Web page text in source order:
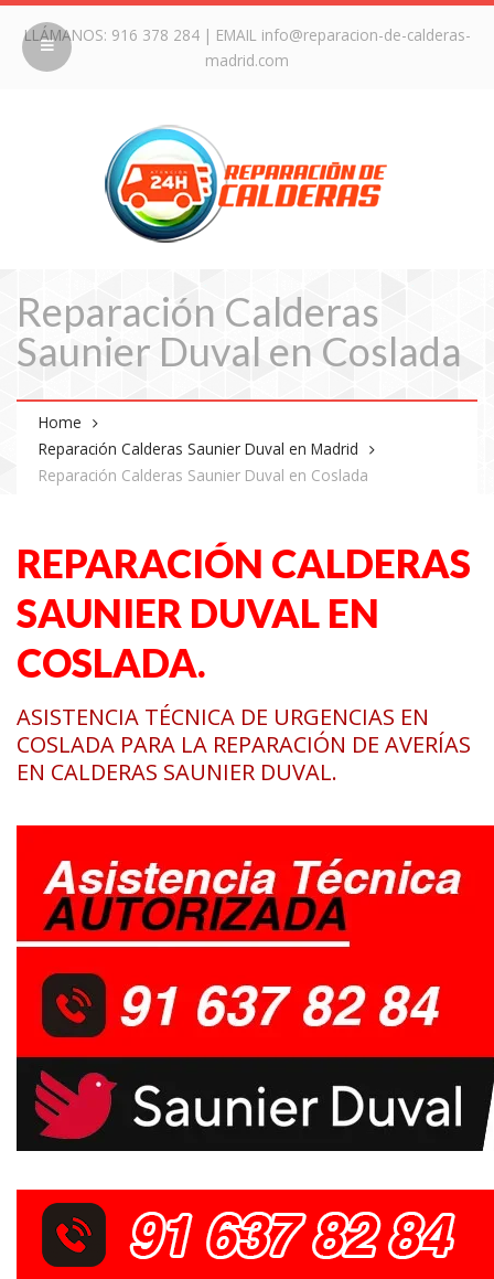
LLÁMANOS: 916 378 284| EMAIL info@reparacion-de-calderas-
madrid.com
Reparación Calderas
Saunier Duval en Coslada
Home
Reparación Calderas Saunier Duval en Madrid
Reparación Calderas Saunier Duval en Coslada
REPARACIÓN CALDERAS
SAUNIER DUVAL EN
COSLADA.
ASISTENCIA TÉCNICA DE URGENCIAS EN
COSLADA PARA LA REPARACIÓN DE AVERÍAS
EN CALDERAS SAUNIER DUVAL.